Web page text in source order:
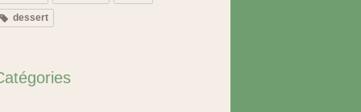
dessert